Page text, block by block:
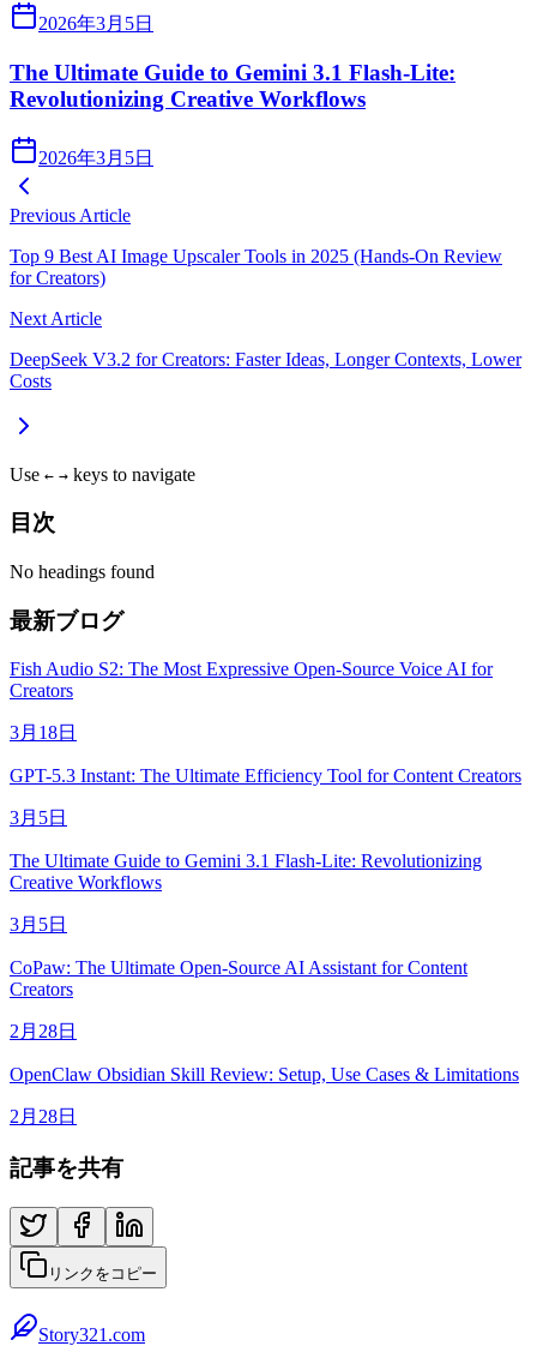
2026年3月5日
The Ultimate Guide to Gemini 3.1 Flash-Lite:
Revolutionizing Creative Workflows
2026年3月5日
Previous Article
Top 9 Best AI Image Upscaler Tools in 2025 (Hands‑On Review
for Creators)
Next Article
DeepSeek V3.2 for Creators: Faster Ideas, Longer Contexts, Lower
Costs
Use ← → keys to navigate
目次
No headings found
最新ブログ
Fish Audio S2: The Most Expressive Open-Source Voice AI for
Creators
3月18日
GPT-5.3 Instant: The Ultimate Efficiency Tool for Content Creators
3月5日
The Ultimate Guide to Gemini 3.1 Flash-Lite: Revolutionizing
Creative Workflows
3月5日
CoPaw: The Ultimate Open-Source AI Assistant for Content
Creators
2月28日
OpenClaw Obsidian Skill Review: Setup, Use Cases & Limitations
2月28日
記事を共有
リンクをコピー
Story321.com